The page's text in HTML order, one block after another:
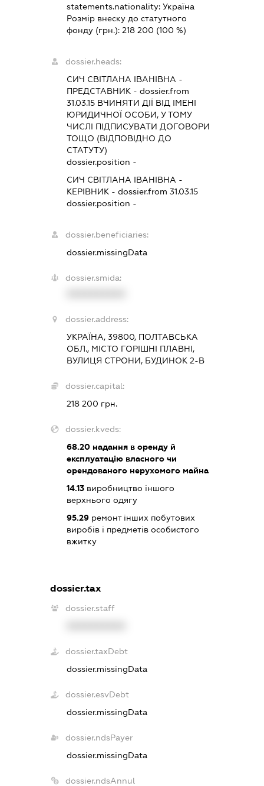
statements.nationality: Україна
Розмір внеску до статутного
фонду (грн.): 218 200 (100 %)
dossier.heads:
СИЧ СВІТЛАНА ІВАНІВНА -
ПРЕДСТАВНИК - dossier.from
31.03.15ВЧИНЯТИ ДІЇ ВІД ІМЕНІ
ЮРИДИЧНОЇ ОСОБИ, У ТОМУ
ЧИСЛІ ПІДПИСУВАТИ ДОГОВОРИ
ТОЩО (ВІДПОВІДНО ДО
СТАТУТУ)
dossier.position -
СИЧ СВІТЛАНА ІВАНІВНА -
КЕРІВНИК - dossier.from 31.03.15
dossier.position -
dossier.beneficiaries:
dossier.missingData
dossier.smida:
dossier.address:
УКРАЇНА, 39800, ПОЛТАВСЬКА
ОБЛ., МІСТО ГОРІШНІ ПЛАВНІ,
ВУЛИЦЯ СТРОНИ, БУДИНОК 2-В
dossier.capital:
218 200 грн.
dossier.kveds:
68.20надання в оренду й
експлуатацію власного чи
орендованого нерухомого майна
14.13виробництво іншого
верхнього одягу
95.29ремонт інших побутових
виробів і предметів особистого
вжитку
dossier.tax
dossier.staff
dossier.taxDebt
dossier.missingData
dossier.esvDebt
dossier.missingData
dossier.ndsPayer
dossier.missingData
dossier.ndsAnnul